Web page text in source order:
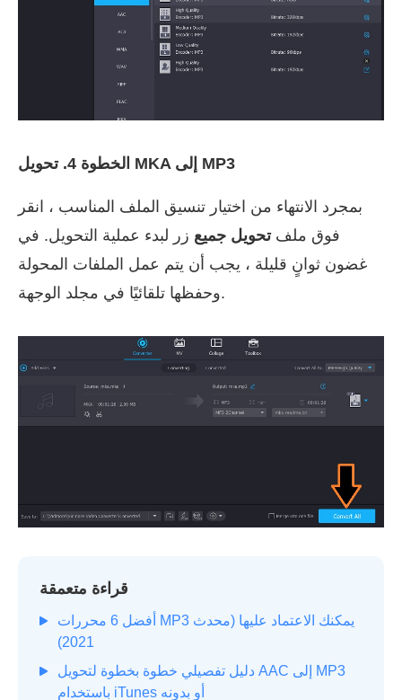
الخطوة 4. تحويل MKA إلى MP3
بمجرد الانتهاء من اختيار تنسيق الملف المناسب ، انقر
فوق ملفتحويل جميع زر لبدء عملية التحويل. في
غضون ثوانٍ قليلة ، يجب أن يتم عمل الملفات المحولة
وحفظها تلقائيًا في مجلد الوجهة.
قراءة متعمقة
أفضل 6 محررات MP3 يمكنك الاعتماد عليها (محدث
2021)
دليل تفصيلي خطوة بخطوة لتحويل AAC إلى MP3
باستخدام iTunes أو بدونه